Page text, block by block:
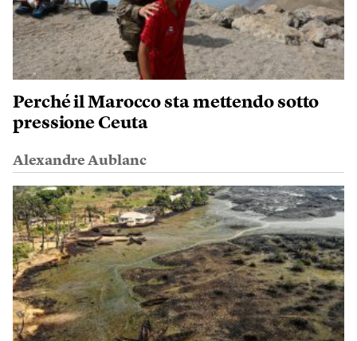
Perché il Marocco sta mettendo sotto
pressione Ceuta
Alexandre Aublanc